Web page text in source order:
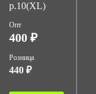
р.10(XL)
Опт
400 ₽
Розница
440 ₽